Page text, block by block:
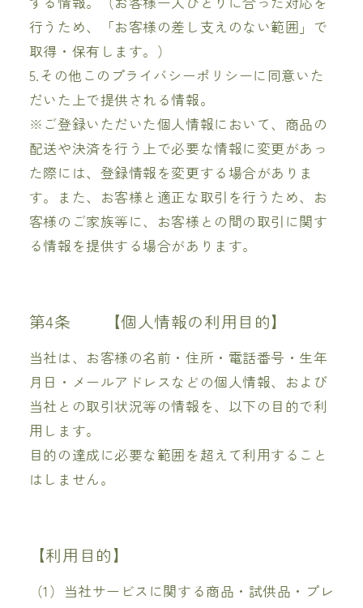
する情報。（お客様一人ひとりに合った対応を
行うため、「お客様の差し支えのない範囲」で
取得・保有します。）
5.その他このプライバシーポリシーに同意いた
だいた上で提供される情報。
※ご登録いただいた個人情報において、商品の
配送や決済を行う上で必要な情報に変更があっ
た際には、登録情報を変更する場合がありま
す。また、お客様と適正な取引を行うため、お
客様のご家族等に、お客様との間の取引に関す
る情報を提供する場合があります。
第4条 【個人情報の利用目的】
当社は、お客様の名前・住所・電話番号・生年
月日・メールアドレスなどの個人情報、および
当社との取引状況等の情報を、以下の目的で利
用します。
目的の達成に必要な範囲を超えて利用すること
はしません。
【利用目的】
（1）当社サービスに関する商品・試供品・プレ